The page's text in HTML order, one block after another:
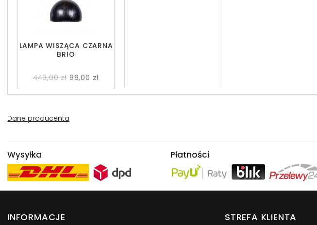
LAMPA WISZĄCA CZARNA
BRIO
449,00 zł 99,00 zł
Dane producenta
Wysyłka Płatności
INFORMACJE STREFA KLIENTA